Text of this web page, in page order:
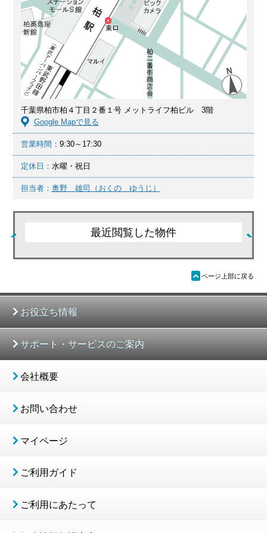
千葉県柏市柏４丁目２番１号 メットライフ柏ビル 3階
Google Mapで見る
営業時間： 9:30～17:30
定休日： 水曜・祝日
担当者： 奥野 雄司（おくの ゆうじ）
最近閲覧した物件
ü ページ上部に戻る
お役立ち情報
サポート・サービスのご案内
会社概要
お問い合わせ
マイページ
ご利用ガイド
ご利用にあたって